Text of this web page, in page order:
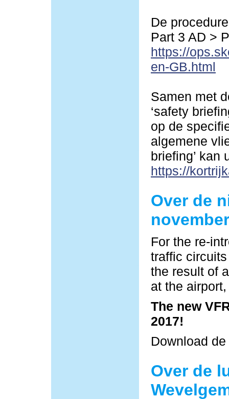
De
Part 3 AD >
https://
en-GB.html
Samen met
‘safety
op de
algemene
briefing’ kan
https://
Over de
For the re-
traffic
the result of
at the
The new
2017!
Download de
Over de